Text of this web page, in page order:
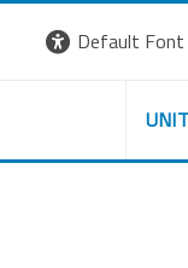
Default Font